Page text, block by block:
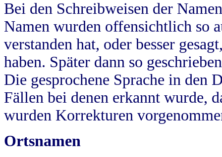
Bei den Schreibweisen der
Namen wurden offensichtlich so
verstanden hat, oder besser
haben. Später dann so
Die gesprochene Sprache in
Fällen bei denen erkannt wurde,
wurden Korrekturen
Ortsnamen